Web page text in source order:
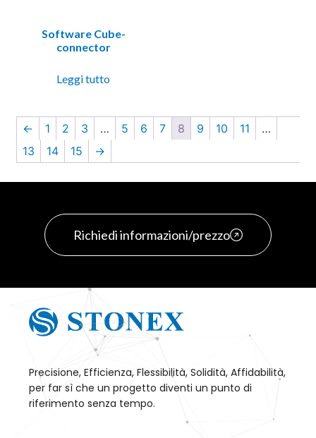
Software Cube-
connector
Leggi tutto
← 1 2 3 … 5 6 7 8 9 10 11
…
13
14 15 →
Richiedi informazioni/prezzo
Precisione, Efficienza, Flessibilità, Solidità, Affidabilità,
per far sì che un progetto diventi un punto di
riferimento senza tempo.